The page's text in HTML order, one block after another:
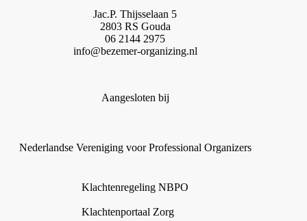
Jac.P. Thijsselaan 5
2803 RS Gouda
06 2144 2975
info@bezemer-organizing.nl
Aangesloten bij
Nederlandse Vereniging voor Professional Organizers
Klachtenregeling NBPO
Klachtenportaal Zorg